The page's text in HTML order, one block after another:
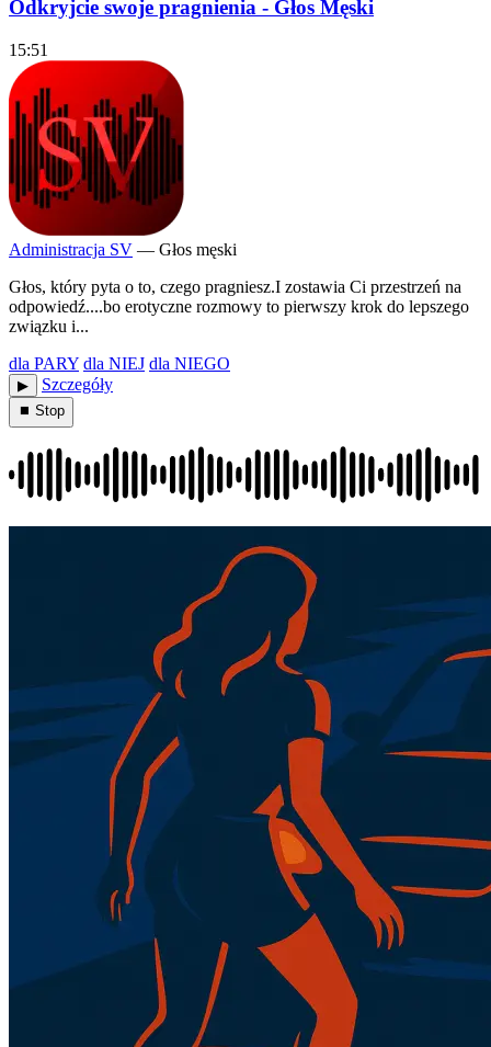
Odkryjcie swoje pragnienia - Głos Męski
15:51
Administracja SV — Głos męski
Głos, który pyta o to, czego pragniesz.I zostawia Ci przestrzeń na
odpowiedź....bo erotyczne rozmowy to pierwszy krok do lepszego
związku i...
dla PARY dla NIEJ dla NIEGO
▶︎ Szczegóły
⏹ Stop